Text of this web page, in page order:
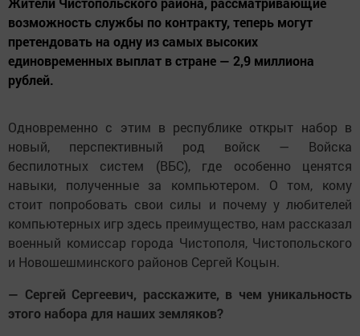
возможность службы по контракту, теперь могут
претендовать на одну из самых высоких
единовременных выплат в стране — 2,9 миллиона
рублей.
Одновременно с этим в республике открыт набор в
новый, перспективный род войск — Войска
беспилотных систем (ВБС), где особенно ценятся
навыки, полученные за компьютером. О том, кому
стоит попробовать свои силы и почему у любителей
компьютерных игр здесь преимущество, нам рассказал
военный комиссар города Чистополя, Чистопольского
и Новошешминского районов Сергей Коцын.
— Сергей Сергеевич, расскажите, в чем уникальность
этого набора для наших земляков?